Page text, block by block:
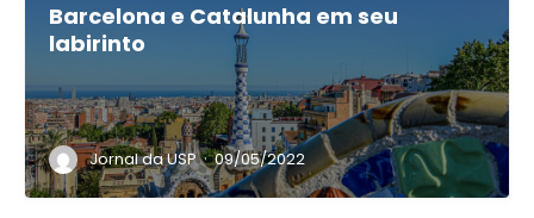
Barcelona e Catalunha em seu
labirinto
Jornal da USP · 09/05/2022